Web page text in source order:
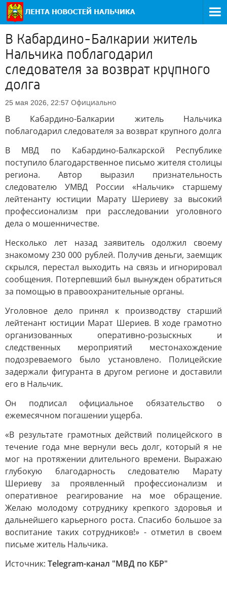
В Кабардино-Балкарии житель
Нальчика поблагодарил
следователя за возврат крупного
долга
25 мая 2026, 22:57 Официально
В Кабардино-Балкарии житель Нальчика
поблагодарил следователя за возврат крупного долга
В МВД по Кабардино-Балкарской Республике
поступило благодарственное письмо жителя столицы
региона. Автор выразил признательность
следователю УМВД России «Нальчик» старшему
лейтенанту юстиции Марату Шериеву за высокий
профессионализм при расследовании уголовного
дела о мошенничестве.
Несколько лет назад заявитель одолжил своему
знакомому 230 000 рублей. Получив деньги, заемщик
скрылся, перестал выходить на связь и игнорировал
сообщения. Потерпевший был вынужден обратиться
за помощью в правоохранительные органы.
Уголовное дело принял к производству старший
лейтенант юстиции Марат Шериев. В ходе грамотно
организованных оперативно-розыскных и
следственных мероприятий местонахождение
подозреваемого было установлено. Полицейские
задержали фигуранта в другом регионе и доставили
его в Нальчик.
Он подписал официальное обязательство о
ежемесячном погашении ущерба.
«В результате грамотных действий полицейского в
течение года мне вернули весь долг, который я не
мог на протяжении длительного времени. Выражаю
глубокую благодарность следователю Марату
Шериеву за проявленный профессионализм и
оперативное реагирование на мое обращение.
Желаю молодому сотруднику крепкого здоровья и
дальнейшего карьерного роста. Спасибо большое за
воспитание таких сотрудников!» - отметил в своем
письме житель Нальчика.
Источник: Telegram-канал "МВД по КБР"